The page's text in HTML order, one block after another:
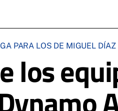
PARA LOS DE MIGUEL DÍAZ
los